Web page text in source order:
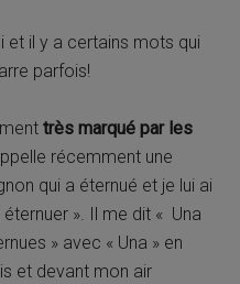
et il y a certains mots qui
parfois!
très marqué par les
récemment une
qui a éternué et je lui ai
». Il me dit « Una
» avec « Una » en
et devant mon air